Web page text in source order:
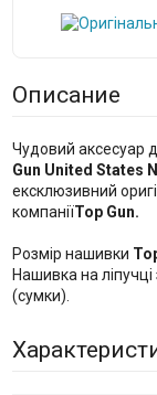
Описание
Чудовий аксесуар
Gun United States
ексклюзивний
компаніїTop Gun.
Розмір нашивки
Нашивка на
(сумки).